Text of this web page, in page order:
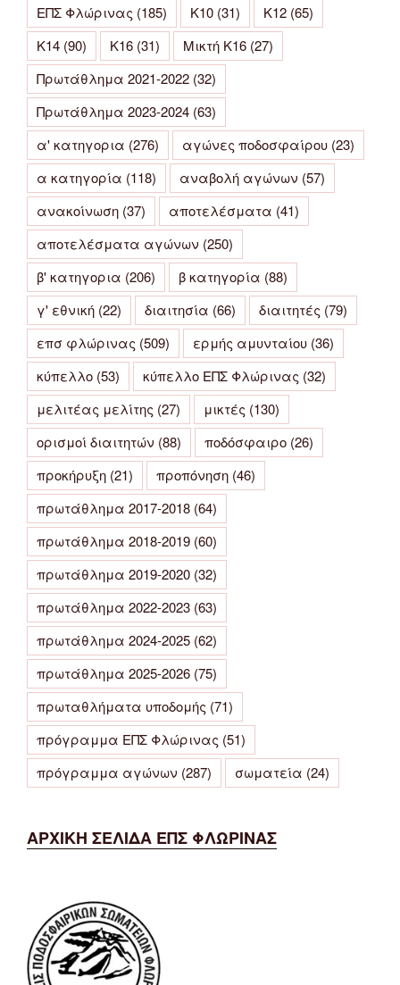
ΕΠΣ Φλώρινας (185) Κ10 (31) Κ12 (65)
Κ14 (90) Κ16 (31) Μικτή Κ16 (27)
Πρωτάθλημα 2021-2022 (32)
Πρωτάθλημα 2023-2024 (63)
α' κατηγορια (276) αγώνες ποδοσφαίρου (23)
α κατηγορία (118) αναβολή αγώνων (57)
ανακοίνωση (37) αποτελέσματα (41)
αποτελέσματα αγώνων (250)
β' κατηγορια (206) β κατηγορία (88)
γ' εθνική (22) διαιτησία (66) διαιτητές (79)
επσ φλώρινας (509) ερμής αμυνταίου (36)
κύπελλο (53) κύπελλο ΕΠΣ Φλώρινας (32)
μελιτέας μελίτης (27) μικτές (130)
ορισμοί διαιτητών (88) ποδόσφαιρο (26)
προκήρυξη (21) προπόνηση (46)
πρωτάθλημα 2017-2018 (64)
πρωτάθλημα 2018-2019 (60)
πρωτάθλημα 2019-2020 (32)
πρωτάθλημα 2022-2023 (63)
πρωτάθλημα 2024-2025 (62)
πρωτάθλημα 2025-2026 (75)
πρωταθλήματα υποδομής (71)
πρόγραμμα ΕΠΣ Φλώρινας (51)
πρόγραμμα αγώνων (287) σωματεία (24)
ΑΡΧΙΚΗ ΣΕΛΙΔΑ ΕΠΣ ΦΛΩΡΙΝΑΣ